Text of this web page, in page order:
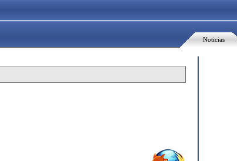
Noticias